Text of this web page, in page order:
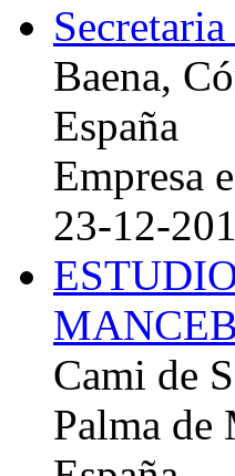
Baena,
España
Empresa
23-12-
Cami de
Palma de